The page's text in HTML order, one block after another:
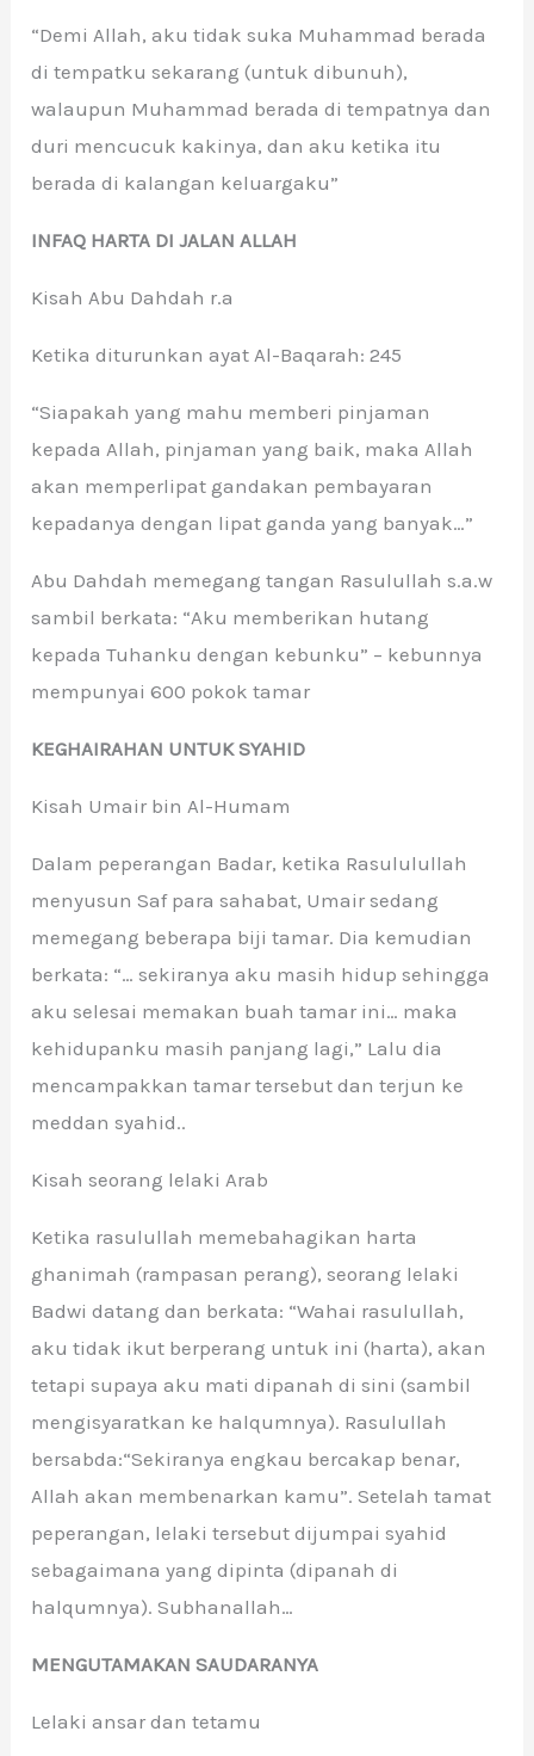
“Demi Allah, aku tidak suka Muhammad berada
di tempatku sekarang (untuk dibunuh),
walaupun Muhammad berada di tempatnya dan
duri mencucuk kakinya, dan aku ketika itu
berada di kalangan keluargaku”
INFAQ HARTA DI JALAN ALLAH
Kisah Abu Dahdah r.a
Ketika diturunkan ayat Al-Baqarah: 245
“Siapakah yang mahu memberi pinjaman
kepada Allah, pinjaman yang baik, maka Allah
akan memperlipat gandakan pembayaran
kepadanya dengan lipat ganda yang banyak…”
Abu Dahdah memegang tangan Rasulullah s.a.w
sambil berkata: “Aku memberikan hutang
kepada Tuhanku dengan kebunku” – kebunnya
mempunyai 600 pokok tamar
KEGHAIRAHAN UNTUK SYAHID
Kisah Umair bin Al-Humam
Dalam peperangan Badar, ketika Rasululullah
menyusun Saf para sahabat, Umair sedang
memegang beberapa biji tamar. Dia kemudian
berkata: “… sekiranya aku masih hidup sehingga
aku selesai memakan buah tamar ini… maka
kehidupanku masih panjang lagi,” Lalu dia
mencampakkan tamar tersebut dan terjun ke
meddan syahid..
Kisah seorang lelaki Arab
Ketika rasulullah memebahagikan harta
ghanimah (rampasan perang), seorang lelaki
Badwi datang dan berkata: “Wahai rasulullah,
aku tidak ikut berperang untuk ini (harta), akan
tetapi supaya aku mati dipanah di sini (sambil
mengisyaratkan ke halqumnya). Rasulullah
bersabda:“Sekiranya engkau bercakap benar,
Allah akan membenarkan kamu”. Setelah tamat
peperangan, lelaki tersebut dijumpai syahid
sebagaimana yang dipinta (dipanah di
halqumnya). Subhanallah…
MENGUTAMAKAN SAUDARANYA
Lelaki ansar dan tetamu